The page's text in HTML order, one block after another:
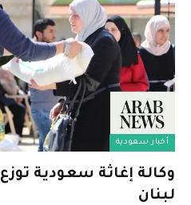
أخبار سعودية
وكالة إغاثة سعودية
لبنان